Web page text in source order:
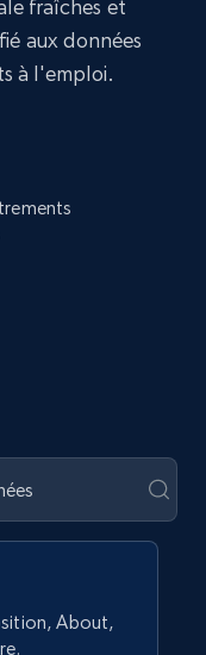
fraîches et
aux données
à l'emploi.
About,